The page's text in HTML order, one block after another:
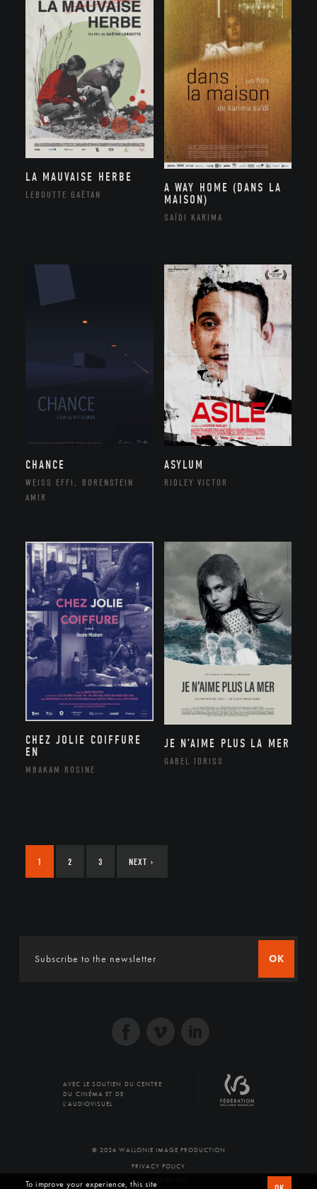
LA MAUVAISE HERBE
LEBOUTTE GAËTAN
A WAY HOME (DANS LA
MAISON)
SAÏDI KARIMA
CHANCE
WEISS EFFI, BORENSTEIN
AMIR
ASYLUM
RIDLEY VICTOR
CHEZ JOLIE COIFFURE
EN
MBAKAM ROSINE
JE N’AIME PLUS LA MER
GABEL IDRISS
1 2 3 NEXT ›
OK
AVEC LE SOUTIEN DU CENTRE
DU CINÉMA ET DE
L'AUDIOVISUEL
© 2026 WALLONIE IMAGE PRODUCTION
PRIVACY POLICY
PRODUCED BY SFD
To improve your experience, this site